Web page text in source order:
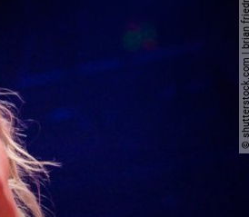
© shutterstock.com | brian friedman